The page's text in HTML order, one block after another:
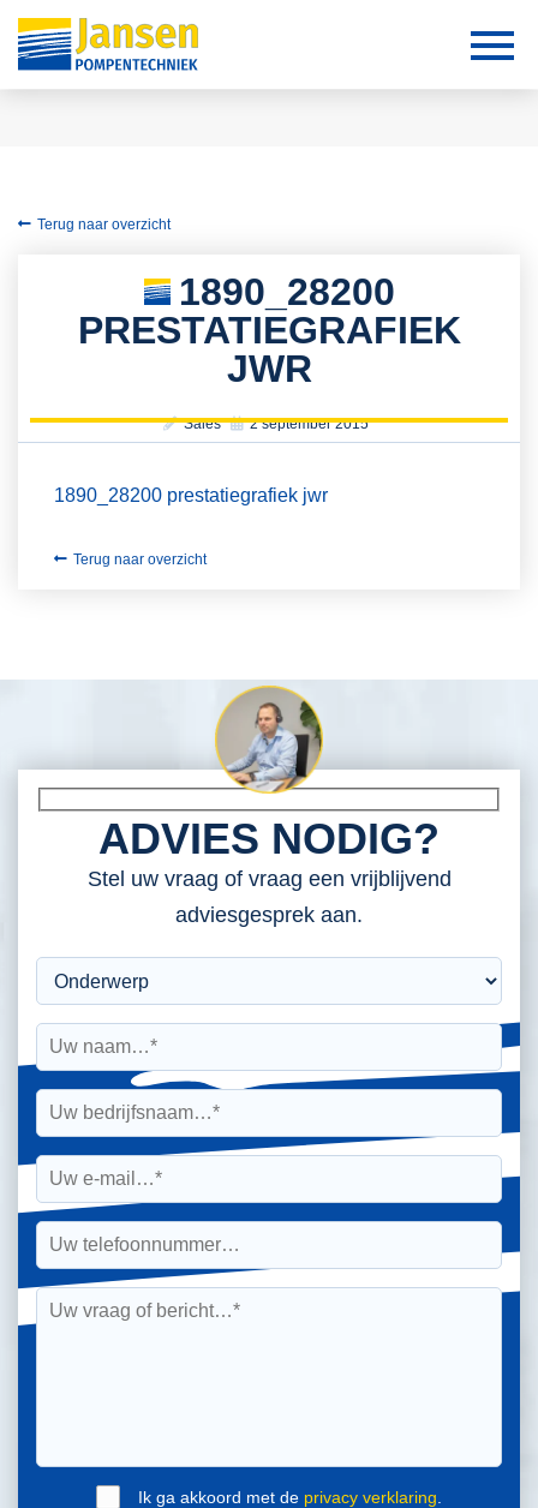
Terug naar overzicht
1890_28200
PRESTATIEGRAFIEK
JWR
Sales 2 september 2015
1890_28200 prestatiegrafiek jwr
Terug naar overzicht
ADVIES NODIG?
Stel uw vraag of vraag een vrijblijvend
adviesgesprek aan.
Ik ga akkoord met de privacy verklaring